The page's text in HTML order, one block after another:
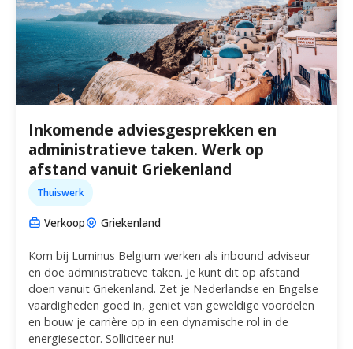
Inkomende adviesgesprekken en
administratieve taken. Werk op
afstand vanuit Griekenland
Thuiswerk
Verkoop Griekenland
Kom bij Luminus Belgium werken als inbound adviseur
en doe administratieve taken. Je kunt dit op afstand
doen vanuit Griekenland. Zet je Nederlandse en Engelse
vaardigheden goed in, geniet van geweldige voordelen
en bouw je carrière op in een dynamische rol in de
energiesector. Solliciteer nu!